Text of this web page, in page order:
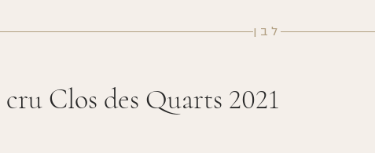
לבן
cru Clos des Quarts 2021